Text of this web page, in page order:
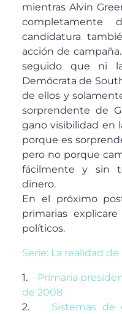
mientras Alvin
completamente
candidatura
acción de
seguido que ni
Demócrata de
de ellos y
sorprendente de
gano visibilidad en
porque es
pero no porque
fácilmente y sin
dinero.
En el próximo
primarias
políticos.
Serie: La realidad
1.
Primaria
de 2008
2.
Sistemas de